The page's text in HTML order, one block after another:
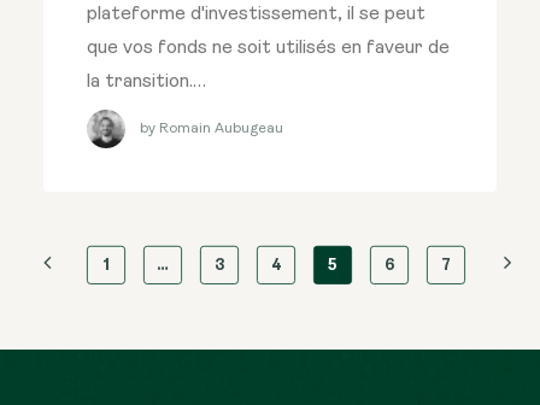
plateforme d'investissement, il se peut
que vos fonds ne soit utilisés en faveur de
la transition.…
by Romain Aubugeau
1 … 3 4 5 6 7